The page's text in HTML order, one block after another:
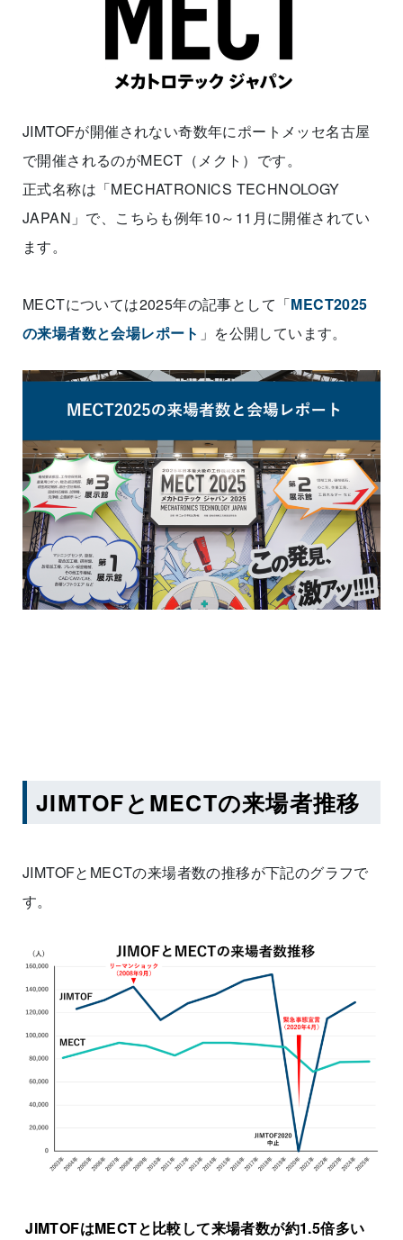
JIMTOFが開催されない奇数年にポートメッセ名古屋
で開催されるのがMECT（メクト）です。
正式名称は「MECHATRONICS TECHNOLOGY
JAPAN」で、こちらも例年10～11月に開催されてい
ます。
MECTについては2025年の記事として「MECT2025
の来場者数と会場レポート 」を公開しています。
JIMTOFとMECTの来場者推移
JIMTOFとMECTの来場者数の推移が下記のグラフで
す。
JIMTOFはMECTと比較して来場者数が約1.5倍多い